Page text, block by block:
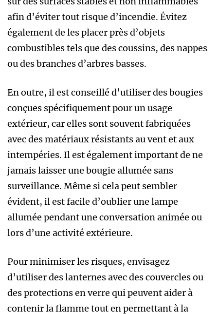
afin d’éviter tout risque d’incendie. Évitez
également de les placer près d’objets
combustibles tels que des coussins, des nappes
ou des branches d’arbres basses.
En outre, il est conseillé d’utiliser des bougies
conçues spécifiquement pour un usage
extérieur, car elles sont souvent fabriquées
avec des matériaux résistants au vent et aux
intempéries. Il est également important de ne
jamais laisser une bougie allumée sans
surveillance. Même si cela peut sembler
évident, il est facile d’oublier une lampe
allumée pendant une conversation animée ou
lors d’une activité extérieure.
Pour minimiser les risques, envisagez
d’utiliser des lanternes avec des couvercles ou
des protections en verre qui peuvent aider à
contenir la flamme tout en permettant à la